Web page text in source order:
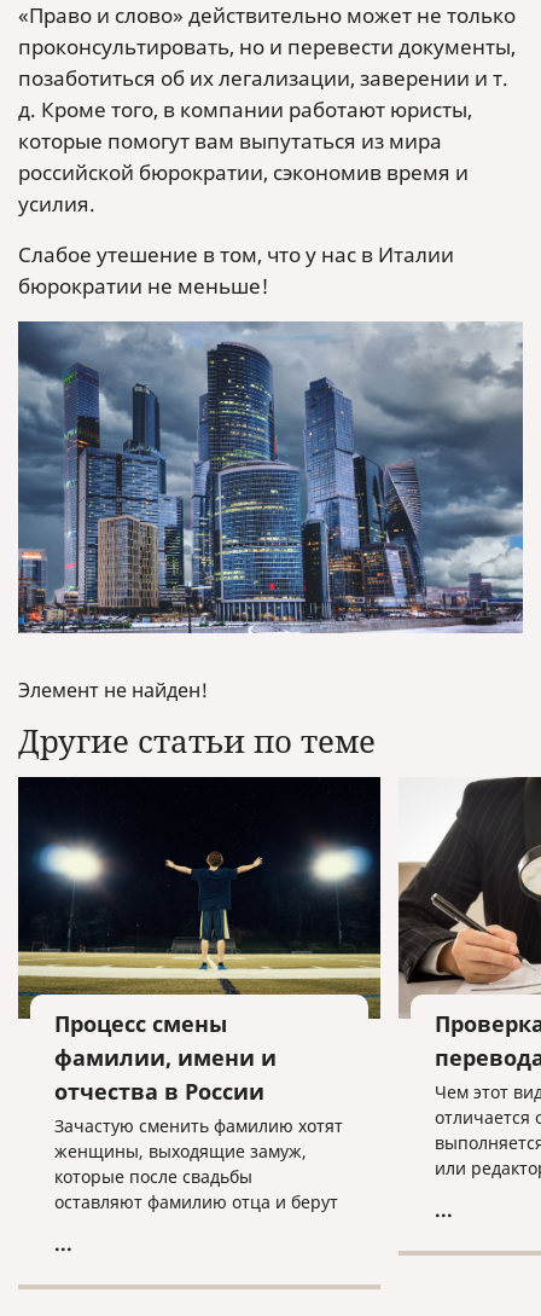
«Право и слово» действительно может не только
проконсультировать, но и перевести документы,
позаботиться об их легализации, заверении и т.
д. Кроме того, в компании работают юристы,
которые помогут вам выпутаться из мира
российской бюрократии, сэкономив время и
усилия.
Слабое утешение в том, что у нас в Италии
бюрократии не меньше!
Элемент не найден!
Другие статьи по теме
Процесс смены
фамилии, имени и
отчества в России
Зачастую сменить фамилию хотят
женщины, выходящие замуж,
которые после свадьбы
оставляют фамилию отца и берут
...
Чем этот
отличается
или
имена
...